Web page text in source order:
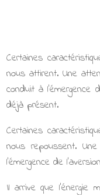
Certaines
nous attirent. Une
conduit à l'émergence
déjà présent.
Certaines
nous repoussent.
l’émergence de
Il arrive que l'énergie